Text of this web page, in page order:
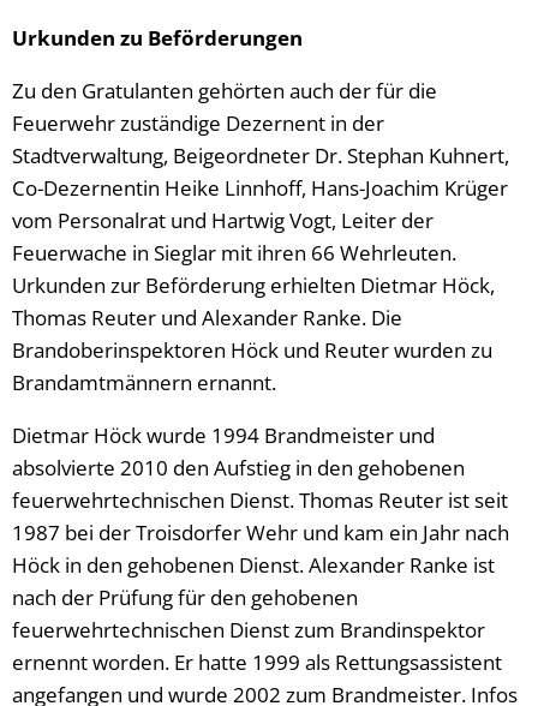
Urkunden zu Beförderungen
Zu den Gratulanten gehörten auch der für die
Feuerwehr zuständige Dezernent in der
Stadtverwaltung, Beigeordneter Dr. Stephan Kuhnert,
Co-Dezernentin Heike Linnhoff, Hans-Joachim Krüger
vom Personalrat und Hartwig Vogt, Leiter der
Feuerwache in Sieglar mit ihren 66 Wehrleuten.
Urkunden zur Beförderung erhielten Dietmar Höck,
Thomas Reuter und Alexander Ranke. Die
Brandoberinspektoren Höck und Reuter wurden zu
Brandamtmännern ernannt.
Dietmar Höck wurde 1994 Brandmeister und
absolvierte 2010 den Aufstieg in den gehobenen
feuerwehrtechnischen Dienst. Thomas Reuter ist seit
1987 bei der Troisdorfer Wehr und kam ein Jahr nach
Höck in den gehobenen Dienst. Alexander Ranke ist
nach der Prüfung für den gehobenen
feuerwehrtechnischen Dienst zum Brandinspektor
ernennt worden. Er hatte 1999 als Rettungsassistent
angefangen und wurde 2002 zum Brandmeister. Infos